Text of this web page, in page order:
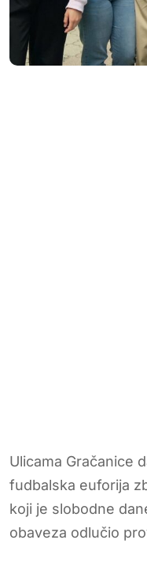
Ulicama Gračanice
fudbalska euforija
koji je slobodne
obaveza odlučio